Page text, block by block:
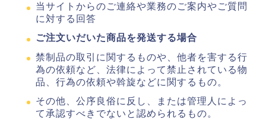
当サイトからのご連絡や業務のご案内やご質問
に対する回答
ご注文いだいた商品を発送する場合
禁制品の取引に関するものや、他者を害する行
為の依頼など、法律によって禁止されている物
品、行為の依頼や斡旋などに関するもの。
その他、公序良俗に反し、または管理人によっ
て承認すべきでないと認められるもの。